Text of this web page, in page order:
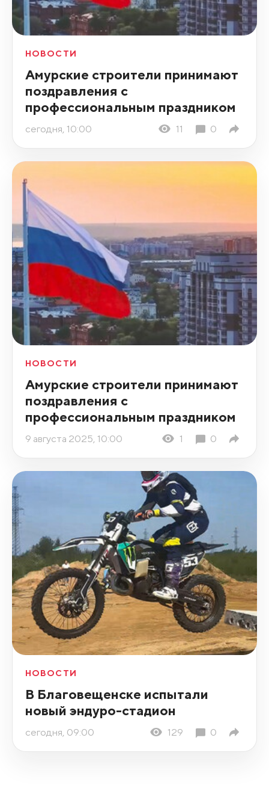
НОВОСТИ
Амурские строители принимают
поздравления с
профессиональным праздником
сегодня, 10:00 11 0
НОВОСТИ
Амурские строители принимают
поздравления с
профессиональным праздником
9 августа 2025, 10:00 1 0
НОВОСТИ
В Благовещенске испытали
новый эндуро-стадион
сегодня, 09:00 129 0